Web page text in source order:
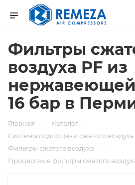
Фильтры
воздуха PF из
нержавеющей
16 бар в
Главная — Каталог —
Системы подготовки сжатого воздуха
Фильтры сжатого воздуха —
Процессные фильтры сжатого